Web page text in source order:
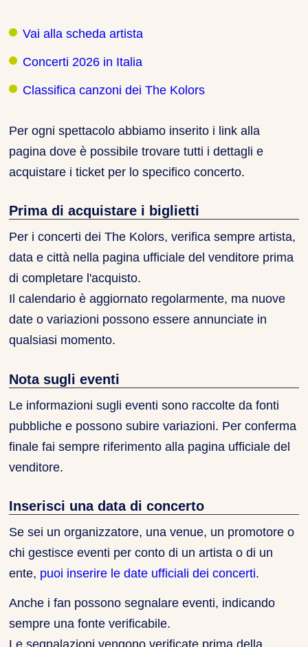
Vai alla scheda artista
Concerti 2026 in Italia
Classifica canzoni dei The Kolors
Per ogni spettacolo abbiamo inserito i link alla
pagina dove è possibile trovare tutti i dettagli e
acquistare i ticket per lo specifico concerto.
Prima di acquistare i biglietti
Per i concerti dei The Kolors, verifica sempre artista,
data e città nella pagina ufficiale del venditore prima
di completare l'acquisto.
Il calendario è aggiornato regolarmente, ma nuove
date o variazioni possono essere annunciate in
qualsiasi momento.
Nota sugli eventi
Le informazioni sugli eventi sono raccolte da fonti
pubbliche e possono subire variazioni. Per conferma
finale fai sempre riferimento alla pagina ufficiale del
venditore.
Inserisci una data di concerto
Se sei un organizzatore, una venue, un promotore o
chi gestisce eventi per conto di un artista o di un
ente, puoi inserire le date ufficiali dei concerti.
Anche i fan possono segnalare eventi, indicando
sempre una fonte verificabile.
Le segnalazioni vengono verificate prima della